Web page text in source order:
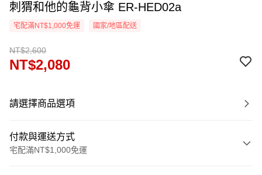
刺猬和他的龜背小傘 ER-HED02a
宅配滿NT$1,000免運 國家/地區配送
NT$2,600
NT$2,080
請選擇商品選項
付款與運送方式
宅配滿NT$1,000免運